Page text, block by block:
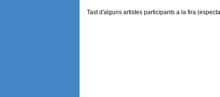
Tast d'alguns artistes participants a la fira